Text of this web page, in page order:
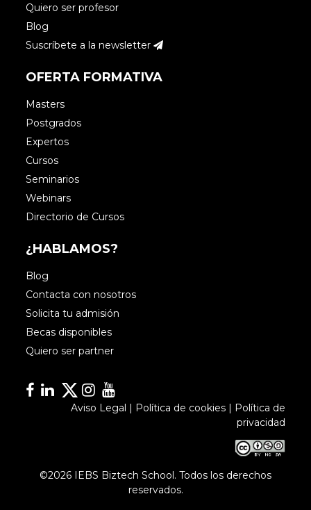
Quiero ser profesor
Blog
Suscríbete a la newsletter
OFERTA FORMATIVA
Masters
Postgrados
Expertos
Cursos
Seminarios
Webinars
Directorio de Cursos
¿HABLAMOS?
Blog
Contacta con nosotros
Solicita tu admisión
Becas disponibles
Quiero ser partner
Facebook
Linkedin
Linkedin
Instagram
Aviso Legal Política de cookies|
Política de
privacidad
©2026 IEBS Biztech School. Todos los derechos
reservados.